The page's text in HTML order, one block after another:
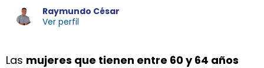
Raymundo César
Ver perfil
Las mujeres que tienen entre 60 y 64 años